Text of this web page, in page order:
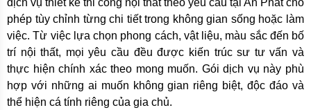
dịch vụ thiết kế thi công nội thất theo yêu cầu tại An Phát cho
phép tùy chỉnh từng chi tiết trong không gian sống hoặc làm
việc. Từ việc lựa chọn phong cách, vật liệu, màu sắc đến bố
trí nội thất, mọi yêu cầu đều được kiến trúc sư tư vấn và
thực hiện chính xác theo mong muốn. Gói dịch vụ này phù
hợp với những ai muốn không gian riêng biệt, độc đáo và
thể hiện cá tính riêng của gia chủ.